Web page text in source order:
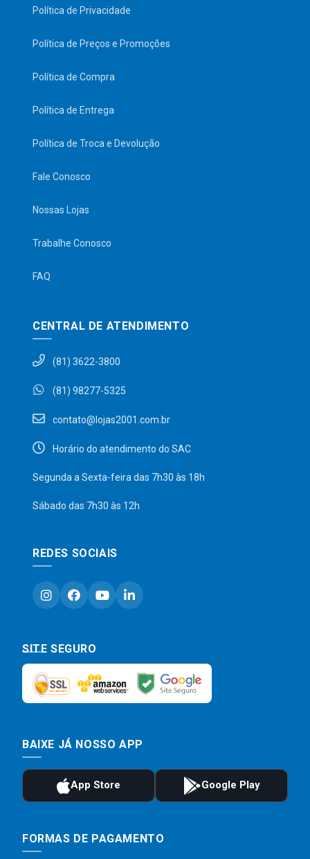
Política de Privacidade
Política de Preços e Promoções
Política de Compra
Política de Entrega
Política de Troca e Devolução
Fale Conosco
Nossas Lojas
Trabalhe Conosco
FAQ
CENTRAL DE ATENDIMENTO
(81) 3622-3800
(81) 98277-5325
contato@lojas2001.com.br
Horário do atendimento do SAC
Segunda a Sexta-feira das 7h30 às 18h
Sábado das 7h30 às 12h
REDES SOCIAIS
SITE SEGURO
BAIXE JÁ NOSSO APP
FORMAS DE PAGAMENTO